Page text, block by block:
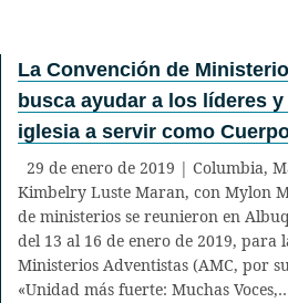
La Convención de
busca ayudar a los líderes
iglesia a servir como
29 de enero de 2019 | Columbia,
Kimbelry Luste Maran, con Mylon
de ministerios se reunieron en
del 13 al 16 de enero de 2019, para
Ministerios Adventistas (AMC, por
«Unidad más fuerte: Muchas